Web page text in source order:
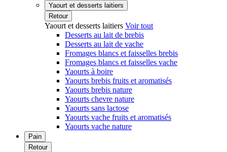
Yaourt et desserts laitiers
Retour
Yaourt et desserts laitiers Voir tout
Desserts au lait de brebis
Desserts au lait de vache
Fromages blancs et faisselles brebis
Fromages blancs et faisselles vache
Yaourts à boire
Yaourts brebis fruits et aromatisés
Yaourts brebis nature
Yaourts chevre nature
Yaourts sans lactose
Yaourts vache fruits et aromatisés
Yaourts vache nature
Pain
Retour